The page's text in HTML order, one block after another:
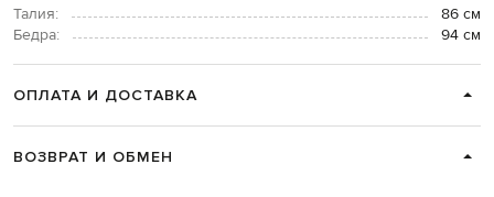
Талия:
86 см
Бедра:
94 см
ОПЛАТА И ДОСТАВКА
ВОЗВРАТ И ОБМЕН